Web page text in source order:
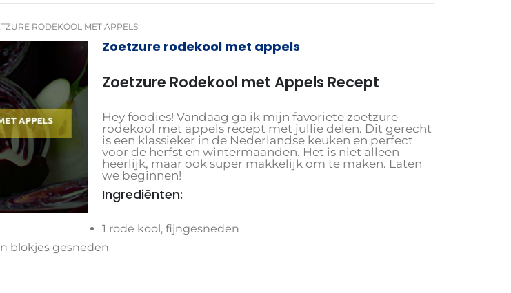
RODEKOOL MET APPELS
Zoetzure rodekool met appels
Zoetzure Rodekool met Appels Recept
Hey foodies! Vandaag ga ik mijn favoriete zoetzure
rodekool met appels recept met jullie delen. Dit gerecht
is een klassieker in de Nederlandse keuken en perfect
voor de herfst en wintermaanden. Het is niet alleen
heerlijk, maar ook super makkelijk om te maken. Laten
we beginnen!
Ingrediënten:
1 rode kool, fijngesneden
blokjes gesneden